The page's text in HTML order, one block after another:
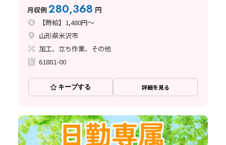
月収例280,368 円
【時給】1,480円～
山形県米沢市
加工、立ち作業、その他
61881-00
キープする 詳細を見る